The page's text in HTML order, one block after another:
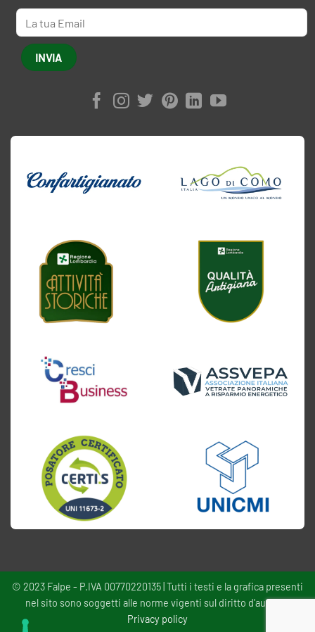
© 2023 Falpe - P.IVA 00770220135 | Tutti i testi e la grafica presenti
nel sito sono soggetti alle norme vigenti sul diritto d'autore -
Privacy policy